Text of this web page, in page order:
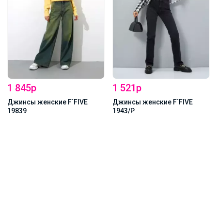
1 845р
Джинсы женские F`FIVE
19839
1 521р
Джинсы женские F`FIVE
1943/P